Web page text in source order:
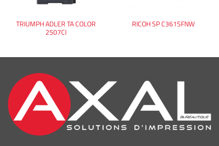
TRIUMPH ADLER TA COLOR
2507CI
RICOH SP C361SFNW